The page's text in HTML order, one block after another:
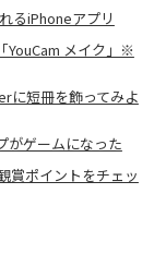
るiPhoneアプリ
YouCam メイク」※
に短冊を飾ってみよ
がゲームになった
賞ポイントをチェッ